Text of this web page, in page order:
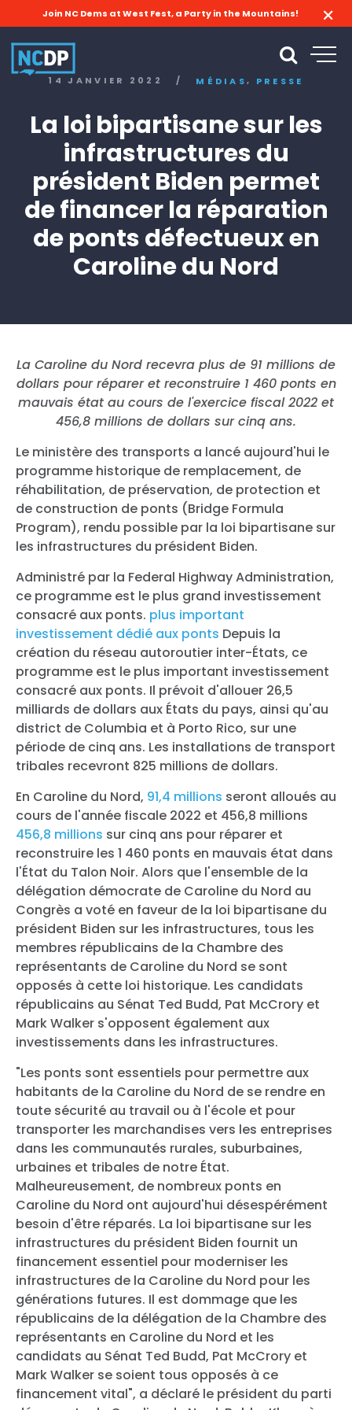
Join NC Dems at West Fest, a Party in the Mountains!
14 JANVIER 2022 / MÉDIAS, PRESSE
La loi bipartisane sur les
infrastructures du
président Biden permet
de financer la réparation
de ponts défectueux en
Caroline du Nord
La Caroline du Nord recevra plus de 91 millions de
dollars pour réparer et reconstruire 1 460 ponts en
mauvais état au cours de l'exercice fiscal 2022 et
456,8 millions de dollars sur cinq ans.
Le ministère des transports a lancé aujourd'hui le
programme historique de remplacement, de
réhabilitation, de préservation, de protection et
de construction de ponts (Bridge Formula
Program), rendu possible par la loi bipartisane sur
les infrastructures du président Biden.
Administré par la Federal Highway Administration,
ce programme est le plus grand investissement
consacré aux ponts. plus important
investissement dédié aux ponts Depuis la
création du réseau autoroutier inter-États, ce
programme est le plus important investissement
consacré aux ponts. Il prévoit d'allouer 26,5
milliards de dollars aux États du pays, ainsi qu'au
district de Columbia et à Porto Rico, sur une
période de cinq ans. Les installations de transport
tribales recevront 825 millions de dollars.
En Caroline du Nord, 91,4 millions seront alloués au
cours de l'année fiscale 2022 et 456,8 millions
456,8 millions sur cinq ans pour réparer et
reconstruire les 1 460 ponts en mauvais état dans
l'État du Talon Noir. Alors que l'ensemble de la
délégation démocrate de Caroline du Nord au
Congrès a voté en faveur de la loi bipartisane du
président Biden sur les infrastructures, tous les
membres républicains de la Chambre des
représentants de Caroline du Nord se sont
opposés à cette loi historique. Les candidats
républicains au Sénat Ted Budd, Pat McCrory et
Mark Walker s'opposent également aux
investissements dans les infrastructures.
"Les ponts sont essentiels pour permettre aux
habitants de la Caroline du Nord de se rendre en
toute sécurité au travail ou à l'école et pour
transporter les marchandises vers les entreprises
dans les communautés rurales, suburbaines,
urbaines et tribales de notre État.
Malheureusement, de nombreux ponts en
Caroline du Nord ont aujourd'hui désespérément
besoin d'être réparés. La loi bipartisane sur les
infrastructures du président Biden fournit un
financement essentiel pour moderniser les
infrastructures de la Caroline du Nord pour les
générations futures. Il est dommage que les
républicains de la délégation de la Chambre des
représentants en Caroline du Nord et les
candidats au Sénat Ted Budd, Pat McCrory et
Mark Walker se soient tous opposés à ce
financement vital", a déclaré le président du parti